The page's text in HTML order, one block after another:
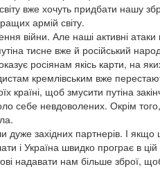
вже хочуть придбати нашу
армій світу.
війни. Але наші активні атаки
тисне вже й російський
росіянам якісь карти, на
кремлівським вже
країні, щоб змусити путіна
себе невдоволених. Окрім
дуже західних партнерів. І
і Україна швидко програє в цій
надавати нам більше зброї,